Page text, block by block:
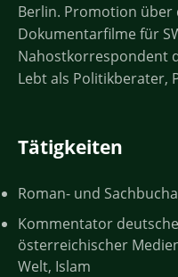
Berlin. Promotion über
Dokumentarfilme für
Nahostkorrespondent
Lebt als Politikberater,
Tätigkeiten
Roman- und
Kommentator
österreichischer
Welt, Islam